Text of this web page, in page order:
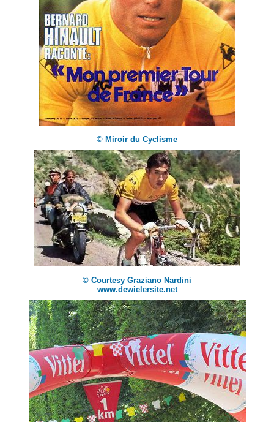
© Miroir du Cyclisme
© Courtesy Graziano Nardini
www.dewielersite.net